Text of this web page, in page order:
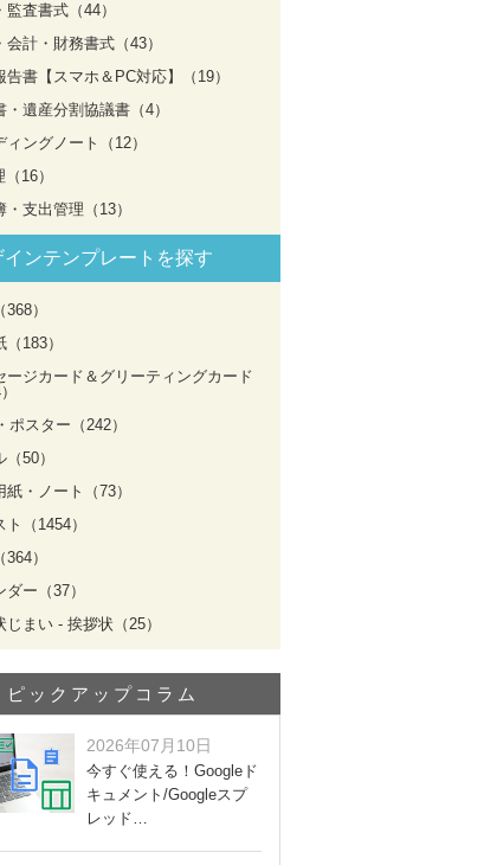
監査書式（44）
会計・財務書式（43）
告書【スマホ＆PC対応】（19）
・遺産分割協議書（4）
ィングノート（12）
（16）
・支出管理（13）
インテンプレートを探す
）
183）
ージカード＆グリーティングカード
ポスター（242）
50）
紙・ノート（73）
ト（1454）
）
ダー（37）
じまい - 挨拶状（25）
ピックアップコラム
2026年07月10日
今すぐ使える！Googleド
キュメント/Googleスプ
レッド…